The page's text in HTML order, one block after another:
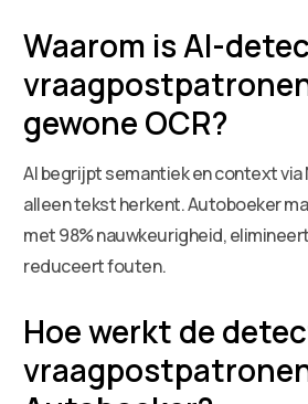
Waarom is AI-
gewone OCR?
AI begrijpt semantiek en context via
alleen tekst herkent. Autoboeker
met 98% nauwkeurigheid,
reduceert fouten.
Hoe werkt de